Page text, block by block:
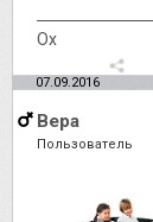
Ох
07.09.2016
Вера
Пользователь